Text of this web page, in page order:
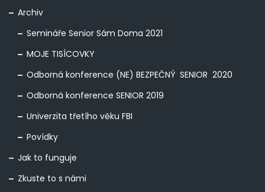
Archiv
Semináře Senior Sám Doma 2021
MOJE TISÍCOVKY
Odborná konference (NE) BEZPEČNÝ SENIOR 2020
Odborná konference SENIOR 2019
Univerzita třetího věku FBI
Povídky
Jak to funguje
Zkuste to s námi